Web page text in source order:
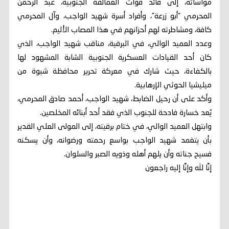
مواساته، إلى قائد قوات العمالقة الجنوبية، عبد الرحمن
المحرمي “أبو زرعة”، وأفراد أسرة شهيد الواجب، وآل المحرمي
كافة، ومشاطرته لهم أحزانهم في هذا المصاب الأليم.
وعدد العميد الوالي، في البرقية، مناقب شهيد الواجب، الذي
كان أحد القيادات العسكرية الجنوبية الشابة المشهود لها
بالكفاءة، حيث شارك في معركة تحرير محافظة شبوة من
ميليشيا الحوثي الإرهابية.
وأكد على أن رحيل الضابط، شهيد الواجب، أحمد صادق المحرمي،
يُعد خسارة فادحة للجنوب الذي فقد أحد أبنائه المخلصين.
وابتهل العميد الوالي، في ختام برقيته، إلى المولى العلي القدير
بأن يتغمد شهيد الواجب بواسع رحمته ورضوانه، وأن يسكنه
فسيح جناته وأن يلهم أهله وذويه الصبر والسلوان.
إنَّا لله وإنَّا إليه راجعون